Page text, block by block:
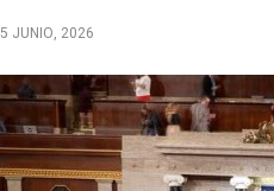
5 JUNIO, 2026